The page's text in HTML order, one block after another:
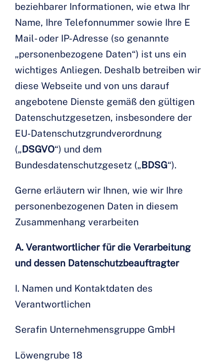
beziehbarer Informationen, wie etwa Ihr
Name, Ihre Telefonnummer sowie Ihre E
Mail- oder IP-Adresse (so genannte
„personenbezogene Daten“) ist uns ein
wichtiges Anliegen. Deshalb betreiben wir
diese Webseite und von uns darauf
angebotene Dienste gemäß den gültigen
Datenschutzgesetzen, insbesondere der
EU-Datenschutzgrundverordnung
(„DSGVO“) und dem
Bundesdatenschutzgesetz („BDSG“).
Gerne erläutern wir Ihnen, wie wir Ihre
personenbezogenen Daten in diesem
Zusammenhang verarbeiten
A. Verantwortlicher für die Verarbeitung
und dessen Datenschutzbeauftragter
I. Namen und Kontaktdaten des
Verantwortlichen
Serafin Unternehmensgruppe GmbH
Löwengrube 18